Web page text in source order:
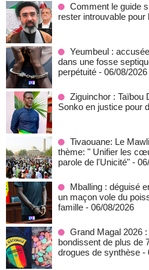
Comment le guide
rester introuvable
Yeumbeul :
dans une fosse
perpétuité - 06/08/2026
Ziguinchor : Taïbou
Sonko en justice pour
Tivaouane: Le
thème: " Unifier les
parole de l'Unicité" -
Mballing : déguisé
un maçon vole du
famille - 06/08/2026
Grand Magal 2026
bondissent de plus de
drogues de synthèse -